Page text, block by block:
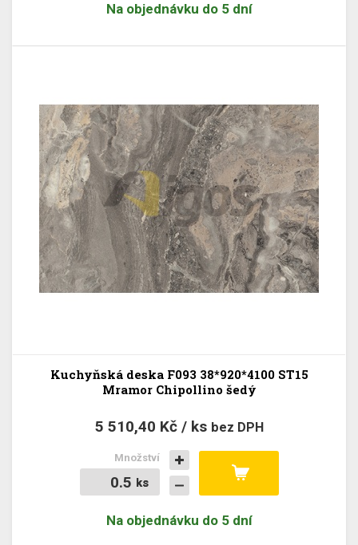
Na objednávku do 5 dní
Kuchyňská deska F093 38*920*4100 ST15
Mramor Chipollino šedý
5 510,40 Kč / ks bez DPH
ks
ks
Množství
Na objednávku do 5 dní